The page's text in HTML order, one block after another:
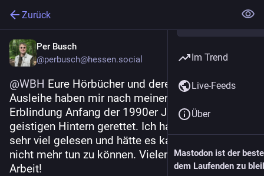
Zurück
Per Busch
@perbusch@hessen.social
@WBH Eure Hörbücher und deren unkomplizierte
Ausleihe haben mir nach meiner plötzlichen
Erblindung Anfang der 1990er Jahre den
geistigen Hintern gerettet. Ich habe vorher immer
sehr viel gelesen und hätte es kaum ertragen, das
nicht mehr tun zu können. Vielen Dank für eure
Arbeit!
Im Trend
Live-Feeds
Über
Mastodon ist der
dem Laufenden zu